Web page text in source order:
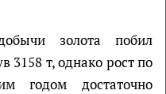
золота побил
3158 т, однако рост по
годом достаточно